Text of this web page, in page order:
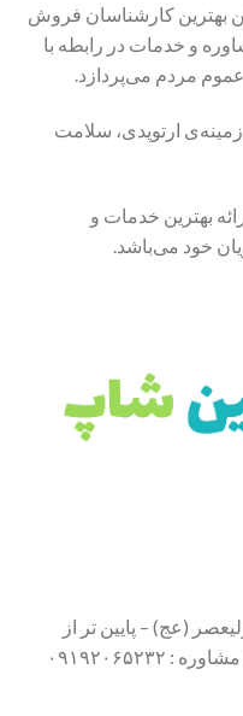
بهترین کارشناسان فروش
و خدمات در رابطه با
مردم می‌پردازد.
زمینه‌ی ارتوپدی، سلامت
بهترین خدمات و
خود می‌باشد.
(عج) – پایین تر از